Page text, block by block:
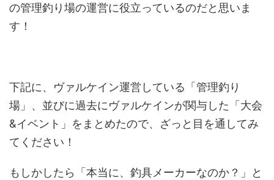
の管理釣り場の運営に役立っているのだと思いま
す！
下記に、ヴァルケイン運営している「管理釣り
場」、並びに過去にヴァルケインが関与した「大会
&イベント」をまとめたので、ざっと目を通してみ
てください！
もしかしたら「本当に、釣具メーカーなのか？」と